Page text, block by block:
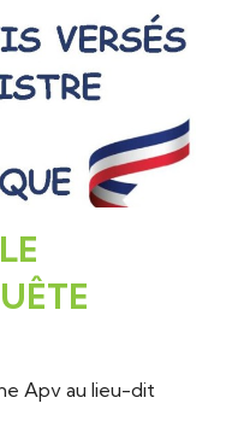
Apv au lieu-dit